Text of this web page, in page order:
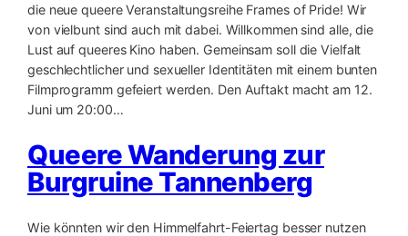
die neue queere Veranstaltungsreihe Frames of Pride! Wir
von vielbunt sind auch mit dabei. Willkommen sind alle, die
Lust auf queeres Kino haben. Gemeinsam soll die Vielfalt
geschlechtlicher und sexueller Identitäten mit einem bunten
Filmprogramm gefeiert werden. Den Auftakt macht am 12.
Juni um 20:00…
Queere Wanderung zur
Burgruine Tannenberg
Wie könnten wir den Himmelfahrt-Feiertag besser nutzen